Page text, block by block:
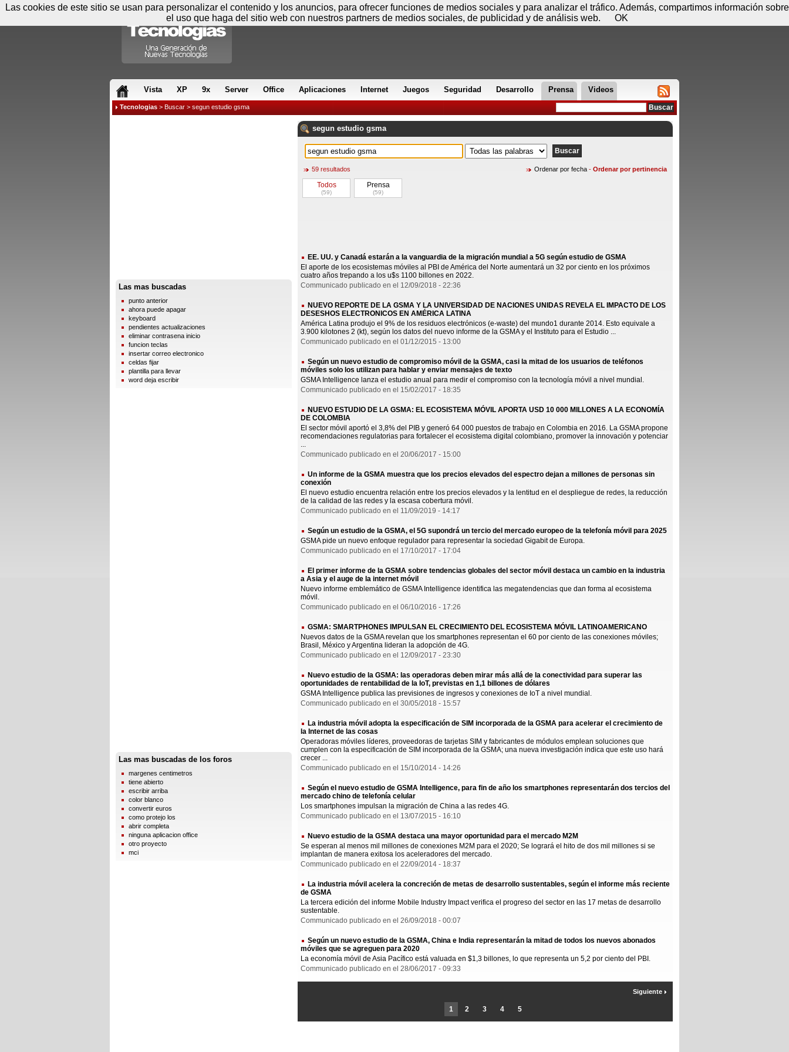
Vista XP 9x Server Office Aplicaciones Internet Juegos Seguridad Desarrollo Prensa Videos
Tecnologias > Buscar > segun estudio gsma
Las mas buscadas
punto anterior
ahora puede apagar
keyboard
pendientes actualizaciones
eliminar contrasena inicio
funcion teclas
insertar correo electronico
celdas fijar
plantilla para llevar
word deja escribir
Las mas buscadas de los foros
margenes centimetros
tiene abierto
escribir arriba
color blanco
convertir euros
como protejo los
abrir completa
ninguna aplicacion office
otro proyecto
mci
segun estudio gsma
59 resultados Ordenar por fecha - Ordenar por pertinencia
Todos
(59)
Prensa
(59)
EE. UU. y Canadá estarán a la vanguardia de la migración mundial a 5G según estudio de GSMA
El aporte de los ecosistemas móviles al PBI de América del Norte aumentará un 32 por ciento en los próximos
cuatro años trepando a los u$s 1100 billones en 2022.
Communicado publicado en el 12/09/2018 - 22:36
NUEVO REPORTE DE LA GSMA Y LA UNIVERSIDAD DE NACIONES UNIDAS REVELA EL IMPACTO DE LOS
DESESHOS ELECTRONICOS EN AMÉRICA LATINA
América Latina produjo el 9% de los residuos electrónicos (e-waste) del mundo1 durante 2014. Esto equivale a
3.900 kilotones 2 (kt), según los datos del nuevo informe de la GSMA y el Instituto para el Estudio ...
Communicado publicado en el 01/12/2015 - 13:00
Según un nuevo estudio de compromiso móvil de la GSMA, casi la mitad de los usuarios de teléfonos
móviles solo los utilizan para hablar y enviar mensajes de texto
GSMA Intelligence lanza el estudio anual para medir el compromiso con la tecnología móvil a nivel mundial.
Communicado publicado en el 15/02/2017 - 18:35
NUEVO ESTUDIO DE LA GSMA: EL ECOSISTEMA MÓVIL APORTA USD 10 000 MILLONES A LA ECONOMÍA
DE COLOMBIA
El sector móvil aportó el 3,8% del PIB y generó 64 000 puestos de trabajo en Colombia en 2016. La GSMA propone
recomendaciones regulatorias para fortalecer el ecosistema digital colombiano, promover la innovación y potenciar
Communicado publicado en el 20/06/2017 - 15:00
Un informe de la GSMA muestra que los precios elevados del espectro dejan a millones de personas sin
conexión
El nuevo estudio encuentra relación entre los precios elevados y la lentitud en el despliegue de redes, la reducción
de la calidad de las redes y la escasa cobertura móvil.
Communicado publicado en el 11/09/2019 - 14:17
Según un estudio de la GSMA, el 5G supondrá un tercio del mercado europeo de la telefonía móvil para 2025
GSMA pide un nuevo enfoque regulador para representar la sociedad Gigabit de Europa.
Communicado publicado en el 17/10/2017 - 17:04
El primer informe de la GSMA sobre tendencias globales del sector móvil destaca un cambio en la industria
a Asia y el auge de la internet móvil
Nuevo informe emblemático de GSMA Intelligence identifica las megatendencias que dan forma al ecosistema
móvil.
Communicado publicado en el 06/10/2016 - 17:26
GSMA: SMARTPHONES IMPULSAN EL CRECIMIENTO DEL ECOSISTEMA MÓVIL LATINOAMERICANO
Nuevos datos de la GSMA revelan que los smartphones representan el 60 por ciento de las conexiones móviles;
Brasil, México y Argentina lideran la adopción de 4G.
Communicado publicado en el 12/09/2017 - 23:30
Nuevo estudio de la GSMA: las operadoras deben mirar más allá de la conectividad para superar las
oportunidades de rentabilidad de la IoT, previstas en 1,1 billones de dólares
GSMA Intelligence publica las previsiones de ingresos y conexiones de IoT a nivel mundial.
Communicado publicado en el 30/05/2018 - 15:57
La industria móvil adopta la especificación de SIM incorporada de la GSMA para acelerar el crecimiento de
la Internet de las cosas
Operadoras móviles líderes, proveedoras de tarjetas SIM y fabricantes de módulos emplean soluciones que
cumplen con la especificación de SIM incorporada de la GSMA; una nueva investigación indica que este uso hará
crecer ...
Communicado publicado en el 15/10/2014 - 14:26
Según el nuevo estudio de GSMA Intelligence, para fin de año los smartphones representarán dos tercios del
mercado chino de telefonía celular
Los smartphones impulsan la migración de China a las redes 4G.
Communicado publicado en el 13/07/2015 - 16:10
Nuevo estudio de la GSMA destaca una mayor oportunidad para el mercado M2M
Se esperan al menos mil millones de conexiones M2M para el 2020; Se logrará el hito de dos mil millones si se
implantan de manera exitosa los aceleradores del mercado.
Communicado publicado en el 22/09/2014 - 18:37
La industria móvil acelera la concreción de metas de desarrollo sustentables, según el informe más reciente
de GSMA
La tercera edición del informe Mobile Industry Impact verifica el progreso del sector en las 17 metas de desarrollo
sustentable.
Communicado publicado en el 26/09/2018 - 00:07
Según un nuevo estudio de la GSMA, China e India representarán la mitad de todos los nuevos abonados
móviles que se agreguen para 2020
La economía móvil de Asia Pacífico está valuada en $1,3 billones, lo que representa un 5,2 por ciento del PBI.
Communicado publicado en el 28/06/2017 - 09:33
1 2 3 4 5
Siguiente
Viernes 07 de agosto - 11:02 Registrar Conectar
Las cookies de este sitio se usan para personalizar el contenido y los anuncios, para ofrecer funciones de medios sociales y para analizar el tráfico. Además, compartimos información sobre
el uso que haga del sitio web con nuestros partners de medios sociales, de publicidad y de análisis web.
OK